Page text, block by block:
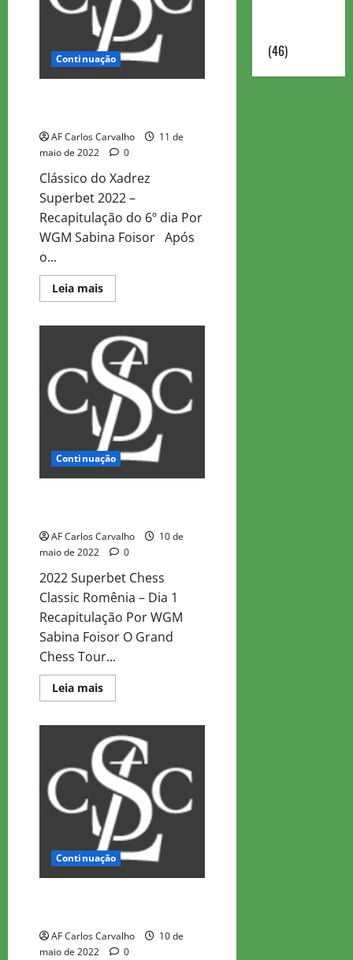
Recapitulação
Continuação
AF Carlos Carvalho
11 de
maio de 2022
0
Clássico do Xadrez
Superbet 2022 –
Recapitulação do 6º dia Por
WGM Sabina Foisor Após
o...
Leia maisRead
more
Chess
Classic
Romênia
–
Dia
Recapitulação
Continuação
AF Carlos Carvalho
10 de
maio de 2022
0
2022 Superbet Chess
Classic Romênia – Dia 1
Recapitulação Por WGM
Sabina Foisor O Grand
Chess Tour...
Leia maisRead
more
Do
Xadrez
Superbet
2022
–
Recapitulação
Do
1º
Dia
Continuação
AF Carlos Carvalho
10 de
maio de 2022
0
(46)